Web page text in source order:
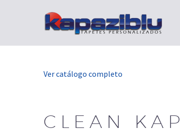
Ver catálogo completo
CLEAN KAP